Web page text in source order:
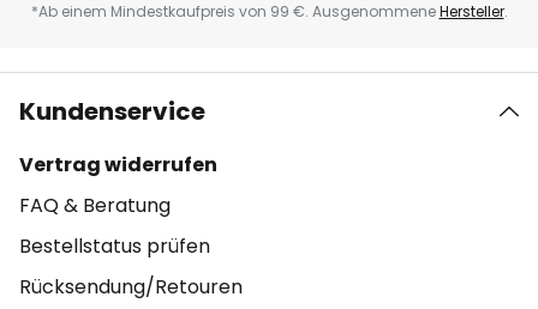
*Ab einem Mindestkaufpreis von 99 €. AusgenommeneHersteller.
Kundenservice
Vertrag widerrufen
FAQ & Beratung
Bestellstatus prüfen
Rücksendung/Retouren